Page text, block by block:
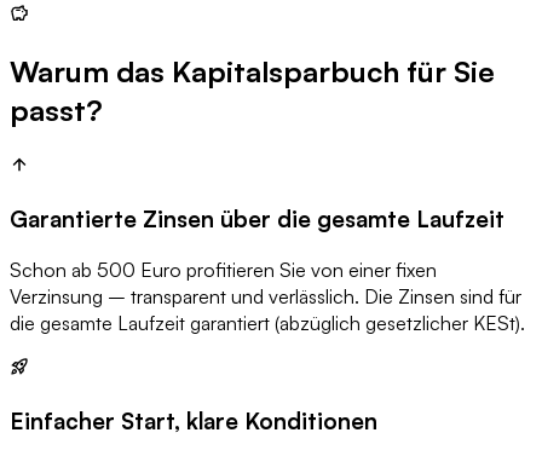
Warum das Kapitalsparbuch für Sie
passt?
Garantierte Zinsen über die gesamte Laufzeit
Schon ab 500 Euro profitieren Sie von einer fixen
Verzinsung – transparent und verlässlich. Die Zinsen sind für
die gesamte Laufzeit garantiert (abzüglich gesetzlicher KESt).
Einfacher Start, klare Konditionen